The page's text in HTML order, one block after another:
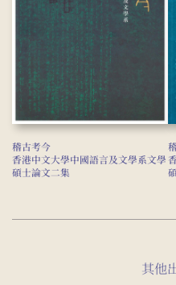
稽古考今
香港中文大學中國語言及文學系文學
碩士論文二集
其他